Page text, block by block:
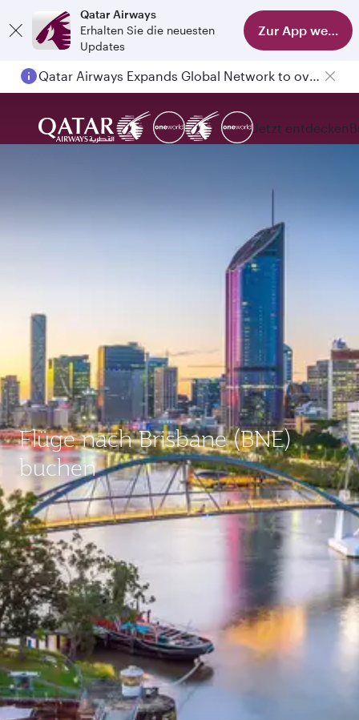
Qatar Airways
Erhalten Sie die neuesten
Updates
Zur App
Qatar Airways Expands Global Network to over 160 Destinations
Jetzt entdecken
Flüge nach Brisbane (BNE)
buchen